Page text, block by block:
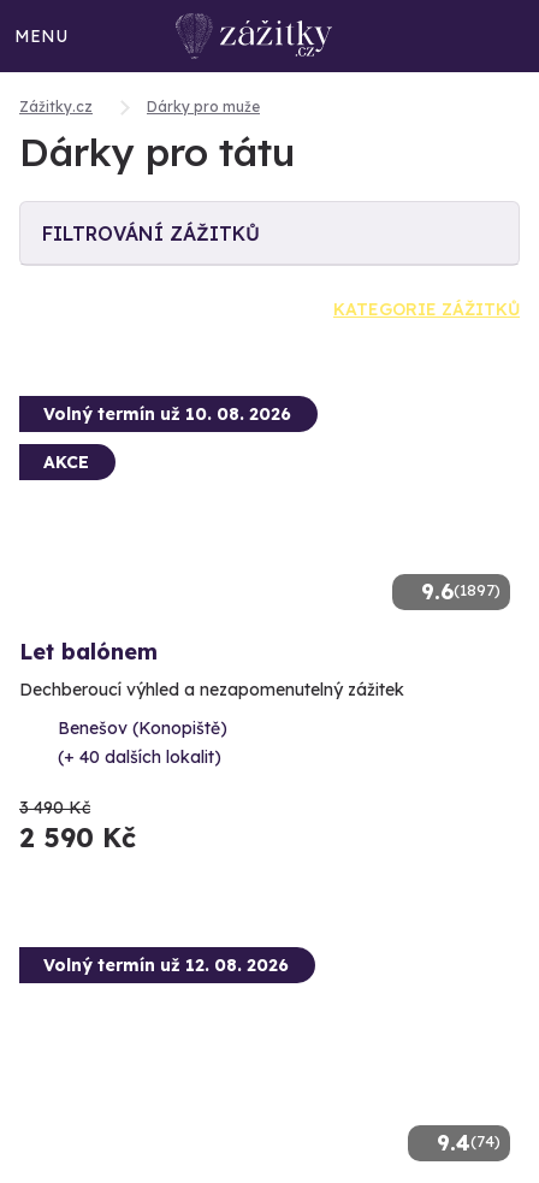
MENU
Zážitky.cz Dárky pro muže
Dárky pro tátu
FILTROVÁNÍ ZÁŽITKŮ
KATEGORIE ZÁŽITKŮ
9.6(1897)
Volný termín už 10. 08. 2026
AKCE
Let balónem
Dechberoucí výhled a nezapomenutelný zážitek
Benešov (Konopiště)
(+ 40 dalších lokalit)
3 490 Kč
2 590 Kč
9.4(74)
Volný termín už 12. 08. 2026